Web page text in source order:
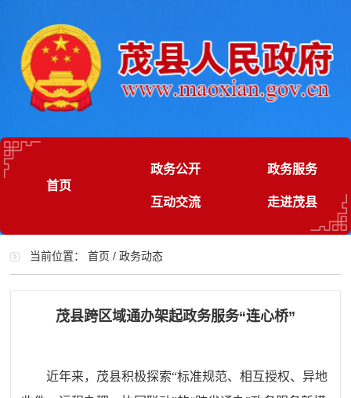
首页
政务公开 政务服务
互动交流 走进茂县
当前位置：首页 /政务动态
茂县跨区域通办架起政务服务“连心桥”
近年来，茂县积极探索“标准规范、相互授权、异地